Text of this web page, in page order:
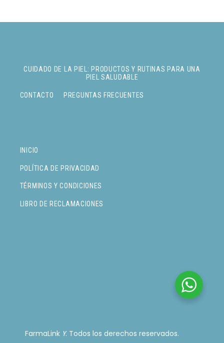
INICIO
POLÍTICA DE PRIVACIDAD
TÉRMINOS Y CONDICIONES
LIBRO DE RECLAMACIONES
CUIDADO DE LA PIEL: PRODUCTOS Y RUTINAS PARA UNA
PIEL SALUDABLE
CONTACTO PREGUNTAS FRECUENTES
FarmaLink Y. Todos los derechos reservados.